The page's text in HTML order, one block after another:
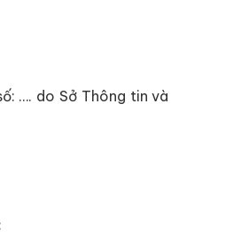
…. do Sở Thông tin và